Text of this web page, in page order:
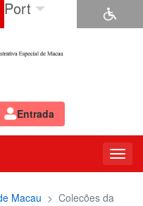
Port
Entrada
Macau > Colecões da